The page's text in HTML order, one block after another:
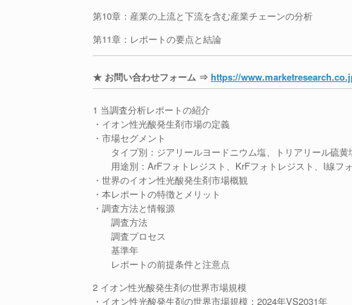
第10章：産業の上流と下流を含む産業チェーンの分析
第11章：レポートの要点と結論
★ お問い合わせフォーム ⇒ https://
1 当調査分析レポートの紹介
・イオン性光酸発生剤市場の定義
・市場セグメント
タイプ別：ジアリールヨードニウム塩、トリアリール硫黄
用途別：ArFフォトレジスト、KrFフォトレジスト、I線フ
・世界のイオン性光酸発生剤市場概観
・本レポートの特徴とメリット
・調査方法と情報源
調査方法
調査プロセス
基準年
レポートの前提条件と注意点
2 イオン性光酸発生剤の世界市場規模
・イオン性光酸発生剤の世界市場規模：2024年VS2031年